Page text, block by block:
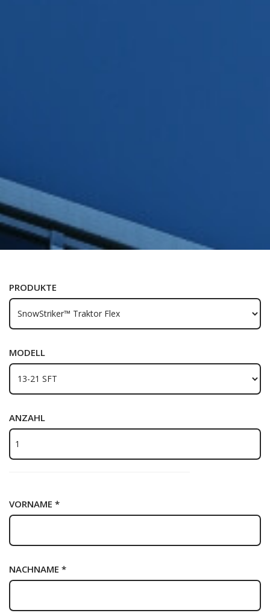
PRODUKTE
MODELL
ANZAHL
VORNAME *
NACHNAME *